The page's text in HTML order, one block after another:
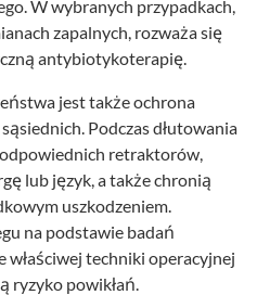
W wybranych przypadkach,
zapalnych, rozważa się
antybiotykoterapię.
jest także ochrona
Podczas dłutowania
retraktorów,
lub język, a także chronią
uszkodzeniem.
na podstawie badań
właściwej techniki operacyjnej
ryzyko powikłań.